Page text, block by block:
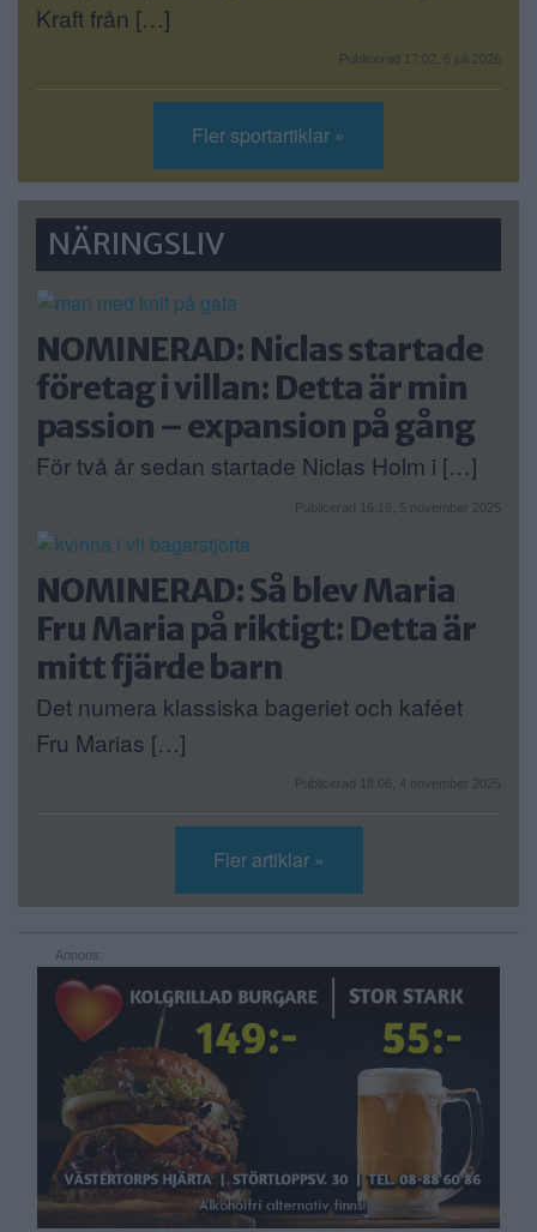
Kraft från […]
Publicerad 17:02, 6 juli 2026
Fler sportartiklar »
NÄRINGSLIV
NOMINERAD: Niclas startade
företag i villan: Detta är min
passion – expansion på gång
För två år sedan startade Niclas Holm i […]
Publicerad 16:16, 5 november 2025
NOMINERAD: Så blev Maria
Fru Maria på riktigt: Detta är
mitt fjärde barn
Det numera klassiska bageriet och kaféet
Fru Marias […]
Publicerad 18:06, 4 november 2025
Fler artiklar »
Annons: